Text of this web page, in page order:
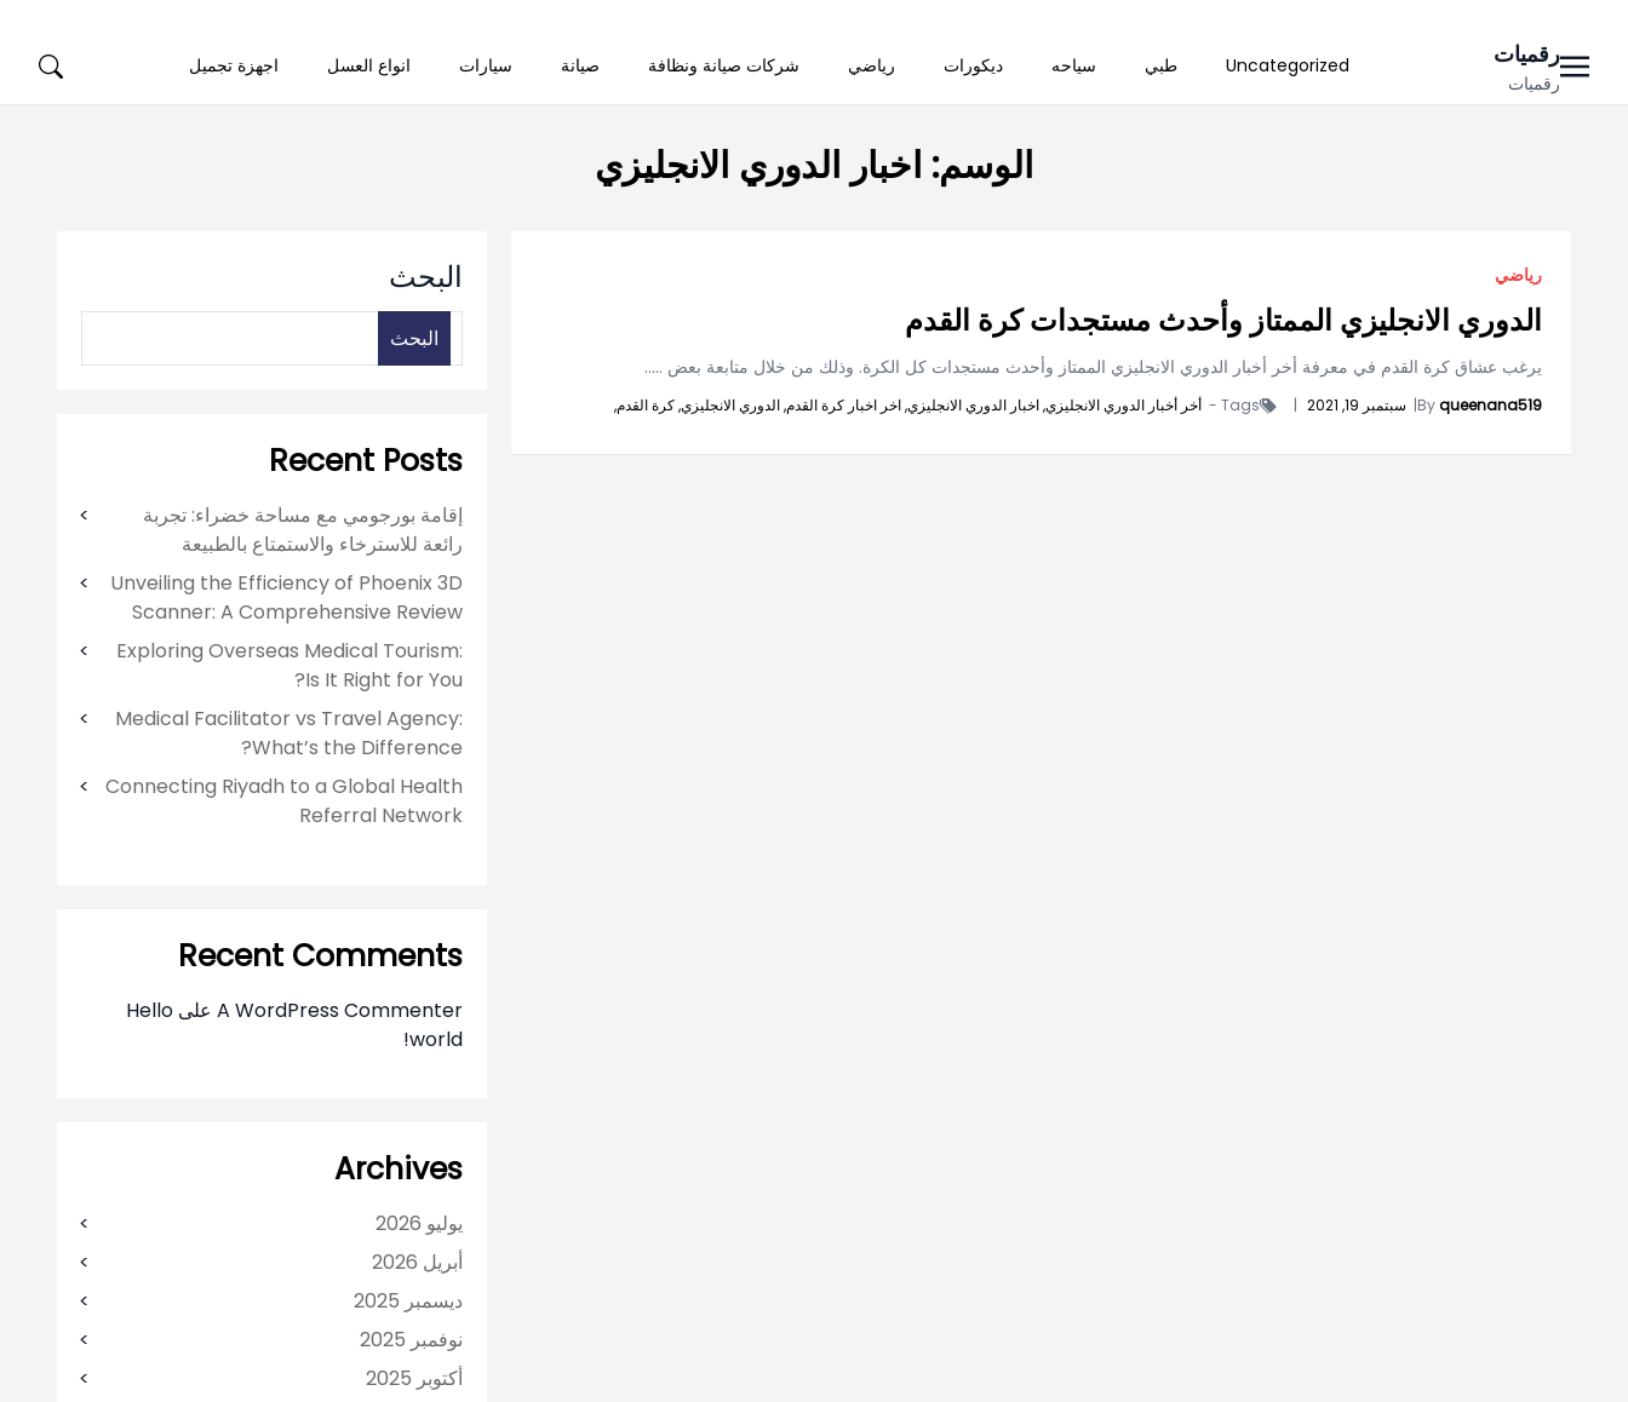
content
رقميات
رقميات
Uncategorized طبي سياحه ديكورات رياضي شركات صيانة ونظافة صيانة سيارات انواع العسل اجهزة تجميل
الوسم: اخبار الدوري الانجليزي
رياضي
الدوري الانجليزي الممتاز وأحدث مستجدات كرة القدم
يرغب عشاق كرة القدم في معرفة أخر أخبار الدوري الانجليزي الممتاز وأحدث مستجدات كل الكرة. وذلك من خلال متابعة بعض .....
Byqueenana519
| سبتمبر 19, 2021 |
Tags - أخر أخبار الدوري الانجليزي,اخبار الدوري الانجليزي,اخر اخبار كرة القدم,الدوري الانجليزي,كرة القدم,
البحث
البحث
Recent Posts
إقامة بورجومي مع مساحة خضراء: تجربة
رائعة للاسترخاء والاستمتاع بالطبيعة
Unveiling the Efficiency of Phoenix 3D
Scanner: A Comprehensive Review
Exploring Overseas Medical Tourism:
Is It Right for You?
Medical Facilitator vs Travel Agency:
What’s the Difference?
Connecting Riyadh to a Global Health
Referral Network
Recent Comments
A WordPress Commenter على Hello
world!
Archives
يوليو 2026
أبريل 2026
ديسمبر 2025
نوفمبر 2025
أكتوبر 2025